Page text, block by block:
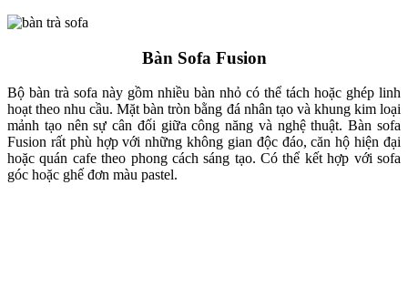
Bàn Sofa Fusion
Bộ bàn trà sofa này gồm nhiều bàn nhỏ có thể tách hoặc ghép linh
hoạt theo nhu cầu. Mặt bàn tròn bằng đá nhân tạo và khung kim loại
mảnh tạo nên sự cân đối giữa công năng và nghệ thuật. Bàn sofa
Fusion rất phù hợp với những không gian độc đáo, căn hộ hiện đại
hoặc quán cafe theo phong cách sáng tạo. Có thể kết hợp với sofa
góc hoặc ghế đơn màu pastel.